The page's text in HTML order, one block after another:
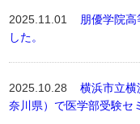
2025.11.01
朋優学院
した。
2025.10.28横浜市立横
奈川県）で医学部受験セ